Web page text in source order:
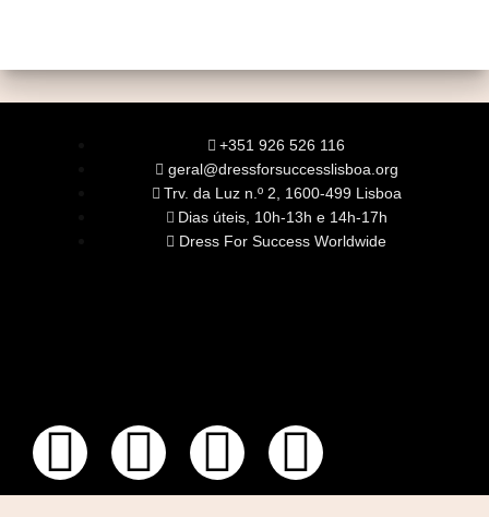
+351 926 526 116
geral@dressforsuccesslisboa.org
Trv. da Luz n.º 2, 1600-499 Lisboa
Dias úteis, 10h-13h e 14h-17h
Dress For Success Worldwide